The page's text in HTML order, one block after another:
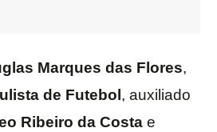
Marques das Flores,
de Futebol , auxiliado
Ribeiro da Costa e